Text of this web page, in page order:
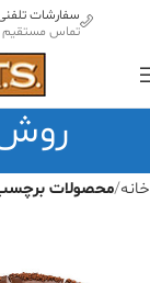
سفارشات تلفنی: 02187108 داخلی 407 - 09370405314 -
تماس مستقیم با
خانه محصولات